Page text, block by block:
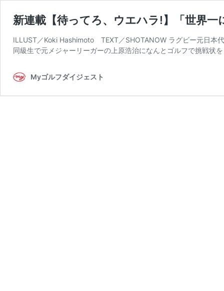
新連載【待ってろ、ウエハラ!】「世界
ILLUST／Koki Hashimoto TEXT／SHOTANOW ラグビー元日本
同級生で元メジャーリーガーの上原浩治になんとゴルフで挑戦状
Myゴルフダイジェスト